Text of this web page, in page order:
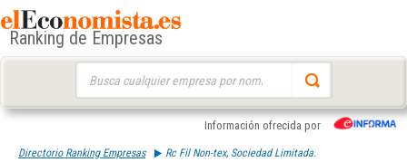
Ranking de Empresas
Información ofrecida por
Directorio Ranking Empresas Rc Fil Non-tex, Sociedad Limitada.